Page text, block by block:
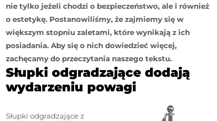
nie tylko jeżeli chodzi o bezpieczeństwo, ale i również
o estetykę. Postanowiliśmy, że zajmiemy się w
większym stopniu zaletami, które wynikają z ich
posiadania. Aby się o nich dowiedzieć więcej,
zachęcamy do przeczytania naszego tekstu.
Słupki odgradzające dodają
wydarzeniu powagi
Słupki odgradzające z